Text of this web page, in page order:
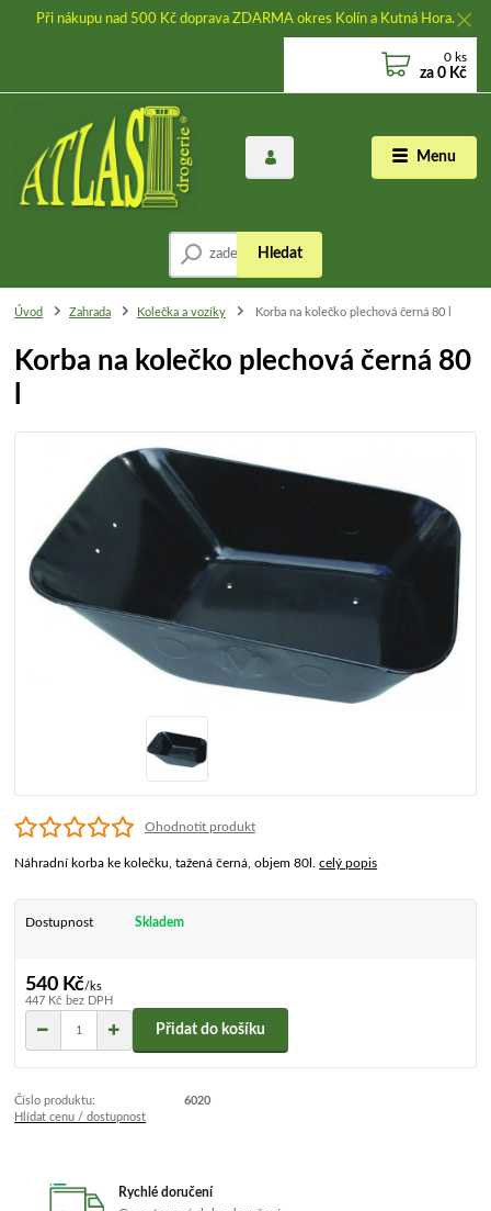
Při nákupu nad 500 Kč doprava ZDARMA okres Kolín a Kutná Hora.
Menu
Hledat
0 ks
za 0 Kč
Úvod Zahrada Kolečka a vozíky Korba na kolečko plechová černá 80 l
Korba na kolečko plechová černá 80
Ohodnotit produkt
Náhradní korba ke kolečku, tažená černá, objem 80l.celý popis
Dostupnost Skladem
540 Kč/ks
447 Kč bez DPH
Přidat do košíku
Číslo produktu:
6020
Hlídat cenu / dostupnost
Rychlé doručení